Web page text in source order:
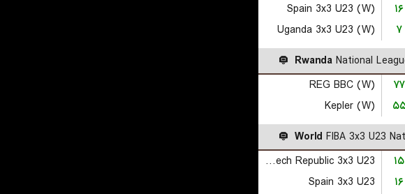
Spain 3x3 U23 (W)
۱۶
Uganda 3x3 U23 (W)
۷
Rwanda National
REG BBC (W)
۷۷
Kepler (W)
World FIBA 3x3 U23
Czech Republic 3x3 U23
۱۵
Spain 3x3 U23
۱۶